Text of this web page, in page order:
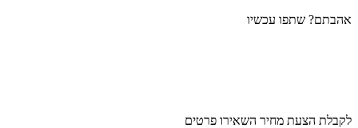
אהבתם? שתפו עכשיוTwitter
Facebook
Whatsapp
לקבלת הצעת מחיר השאירו פרטים